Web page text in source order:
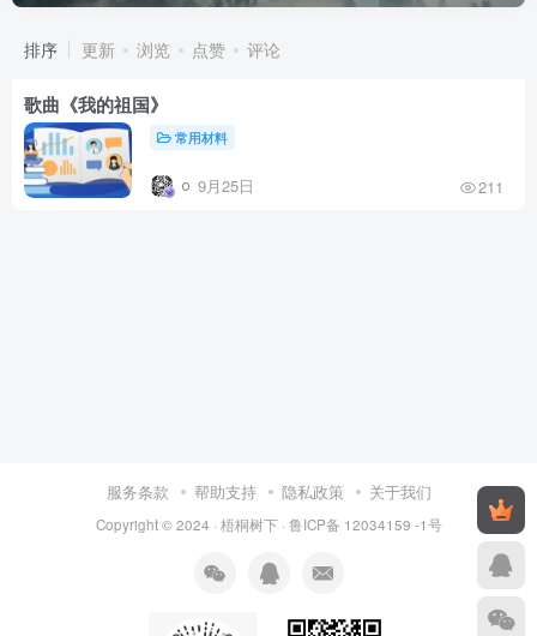
排序 更新 浏览 点赞 评论
歌曲《我的祖国》
常用材料
9月25日 211
服务条款 帮助支持 隐私政策 关于我们
Copyright © 2024 · 梧桐树下· 鲁ICP备 12034159 -1号